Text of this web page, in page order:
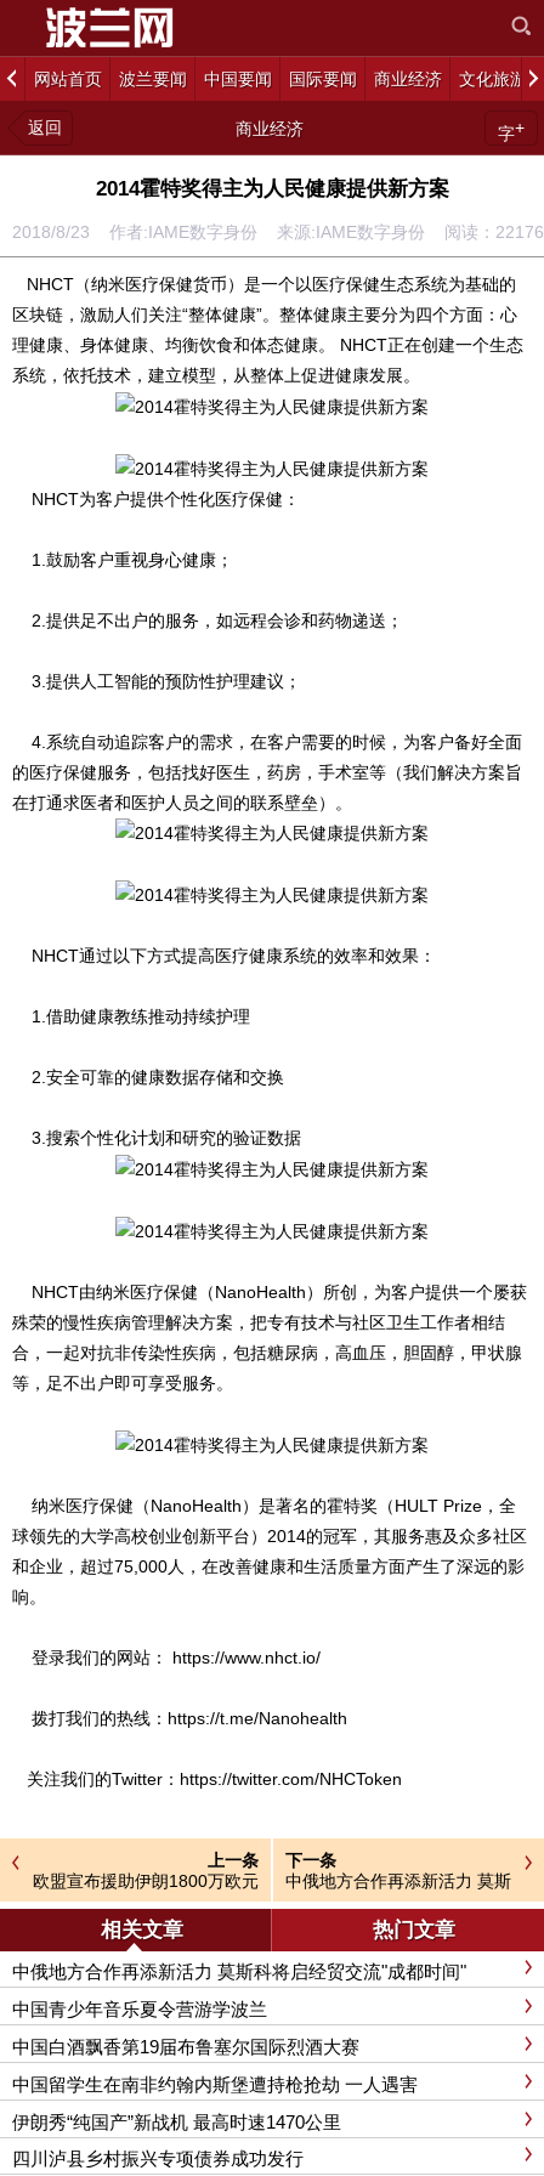
网站首页 波兰要闻 中国要闻 国际要闻 商业经济 文化旅游
返回 商业经济 字+
2014霍特奖得主为人民健康提供新方案
2018/8/23 作者:IAME数字身份 来源:IAME数字身份 阅读： 22176
NHCT（纳米医疗保健货币）是一个以医疗保健生态系统为基础的
区块链，激励人们关注“整体健康”。整体健康主要分为四个方面：心
理健康、身体健康、均衡饮食和体态健康。 NHCT正在创建一个生态
系统，依托技术，建立模型，从整体上促进健康发展。
NHCT为客户提供个性化医疗保健：
1.鼓励客户重视身心健康；
2.提供足不出户的服务，如远程会诊和药物递送；
3.提供人工智能的预防性护理建议；
4.系统自动追踪客户的需求，在客户需要的时候，为客户备好全面
的医疗保健服务，包括找好医生，药房，手术室等（我们解决方案旨
在打通求医者和医护人员之间的联系壁垒）。
NHCT通过以下方式提高医疗健康系统的效率和效果：
1.借助健康教练推动持续护理
2.安全可靠的健康数据存储和交换
3.搜索个性化计划和研究的验证数据
NHCT由纳米医疗保健（NanoHealth）所创，为客户提供一个屡获
殊荣的慢性疾病管理解决方案，把专有技术与社区卫生工作者相结
合，一起对抗非传染性疾病，包括糖尿病，高血压，胆固醇，甲状腺
等，足不出户即可享受服务。
纳米医疗保健（NanoHealth）是著名的霍特奖（HULT Prize，全
球领先的大学高校创业创新平台）2014的冠军，其服务惠及众多社区
和企业，超过75,000人，在改善健康和生活质量方面产生了深远的影
响。
登录我们的网站： https://www.nhct.io/
拨打我们的热线： https://t.me/Nanohealth
关注我们的Twitter： https://twitter.com/NHCToken
上一条
欧盟宣布援助伊朗1800万欧元
下一条
中俄地方合作再添新活力 莫斯
科将启经贸交流"成都时间"
相关文章 热门文章
中俄地方合作再添新活力 莫斯科将启经贸交流"成都时间"
中国青少年音乐夏令营游学波兰
中国白酒飘香第19届布鲁塞尔国际烈酒大赛
中国留学生在南非约翰内斯堡遭持枪抢劫 一人遇害
伊朗秀“纯国产”新战机 最高时速1470公里
四川泸县乡村振兴专项债券成功发行